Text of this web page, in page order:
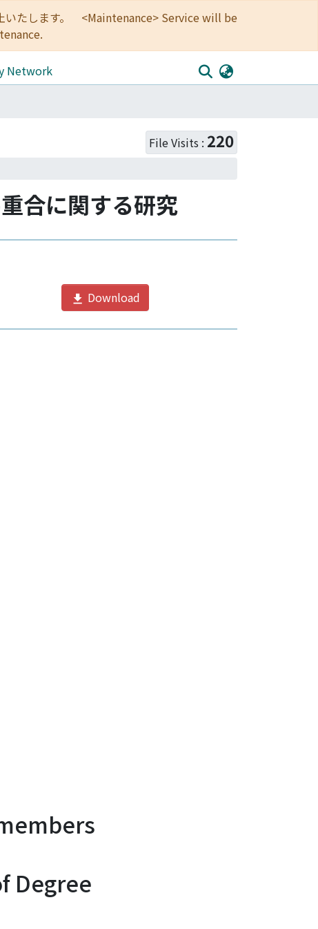
いたします。 <Maintenance> Service will be
Network
File Visits : 220
合に関する研究
Download
Degree